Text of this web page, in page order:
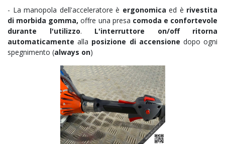
- La manopola dell'acceleratore è ergonomica ed è rivestita
di morbida gomma, offre una presa comoda e confortevole
durante l'utilizzo. L'interruttore on/off
ritorna
automaticamente alla posizione di accensione dopo ogni
spegnimento (always on)